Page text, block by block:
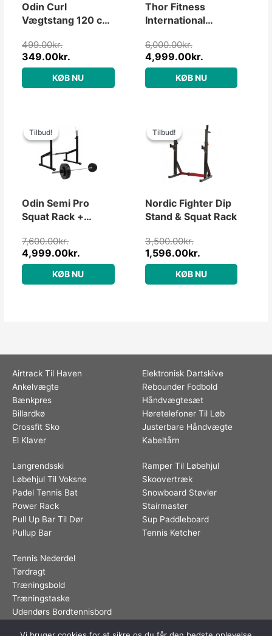
Odin Curl
Vægtstang 120 cm,
499.00kr.
349.00kr.
KØB NU
Thor Fitness
International
Vægtstang 20kg /
220cm (750kg)
6,000.00kr.
4,999.00kr.
KØB NU
Tilbud!
Tilbud!
Odin Semi Pro
Squat Rack +
Vægtstang
(100kg)
7,600.00kr.
oprindelige
var:
7,600.00kr..
4,999.00kr.
4,999.00kr..
KØB NU
Tilbud!
Tilbud!
Nordic Fighter Dip
Stand & Squat Rack
3,500.00kr.
oprindelige
pris
var:
3,500.00kr..
1,596.00kr.
aktuelle
pris
er:
1,596.00kr..
KØB NU
Airtrack Til Haven
Ankelvægte
Bænkpres
Billardkø
Crossfit Sko
El Klaver
Elektronisk Dartskive
Rebounder Fodbold
Håndvægtesæt
Høretelefoner Til Løb
Justerbare Håndvægte
Kabeltårn
Langrendsski
Løbehjul Til Voksne
Padel Tennis Bat
Power Rack
Pull Up Bar Til Dør
Pullup Bar
Ramper Til Løbehjul
Skoovertræk
Snowboard Støvler
Stairmaster
Sup Paddleboard
Tennis Ketcher
Tennis Nederdel
Tørdragt
Træningsbold
Træningstaske
Udendørs Bordtennisbord